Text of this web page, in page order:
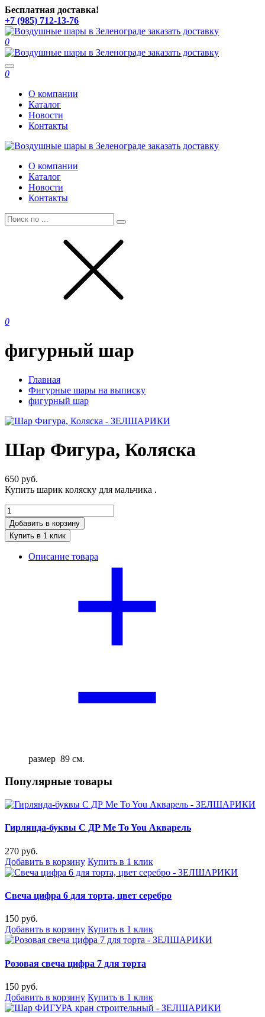
Бесплатная доставка!
+7 (985) 712-13-76
0
Toggle
navigation
0
О компании
Каталог
Новости
Контакты
О компании
Каталог
Новости
Контакты
0
фигурный шар
Главная
Фигурные шары на выписку
фигурный шар
Шар Фигура, Коляска
650 руб.
Купить шарик коляску для мальчика .
Добавить в корзину
Купить в 1 клик
Описание товара
размер 89 см.
Популярные товары
Гирлянда-буквы С ДР Me To You Акварель
270 руб.
Добавить в корзину Купить в 1 клик
Свеча цифра 6 для торта, цвет серебро
150 руб.
Добавить в корзину Купить в 1 клик
Розовая свеча цифра 7 для торта
150 руб.
Добавить в корзину Купить в 1 клик